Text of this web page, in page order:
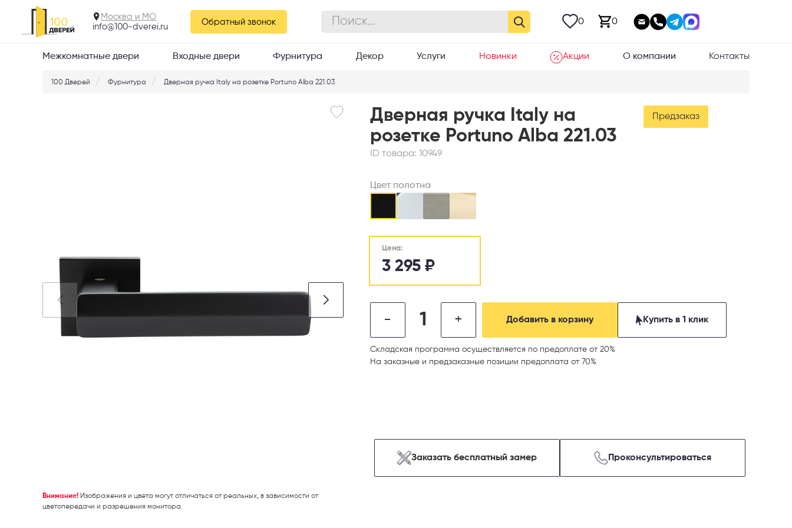
Москва и МО
info@100-dverei.ru
Обратный звонок 0 0
Межкомнатные двери Входные двери Фурнитура Декор Услуги Новинки Акции О компании Контакты
100 Дверей Фурнитура Дверная ручка Italy на розетке Portuno Alba 221.03
Внимание! Изображения и цвета могут отличаться от реальных, в зависимости от
цветопередачи и разрешения монитора.
Дверная ручка Italy на
розетке Portuno Alba 221.03
Предзаказ
ID товара: 10949
Цвет полотна
Цена:
3 295 ₽
- + Купить в 1 клик
Добавить в корзину
Складская программа осуществляется по предоплате от 20%
На заказные и предзаказные позиции предоплата от 70%
Заказать бесплатный замер Проконсультироваться